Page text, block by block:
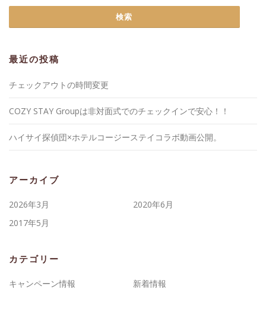
最近の投稿
チェックアウトの時間変更
COZY STAY Groupは非対面式でのチェックインで安心！！
ハイサイ探偵団×ホテルコージーステイコラボ動画公開。
アーカイブ
2026年3月
2020年6月
2017年5月
カテゴリー
キャンペーン情報 新着情報